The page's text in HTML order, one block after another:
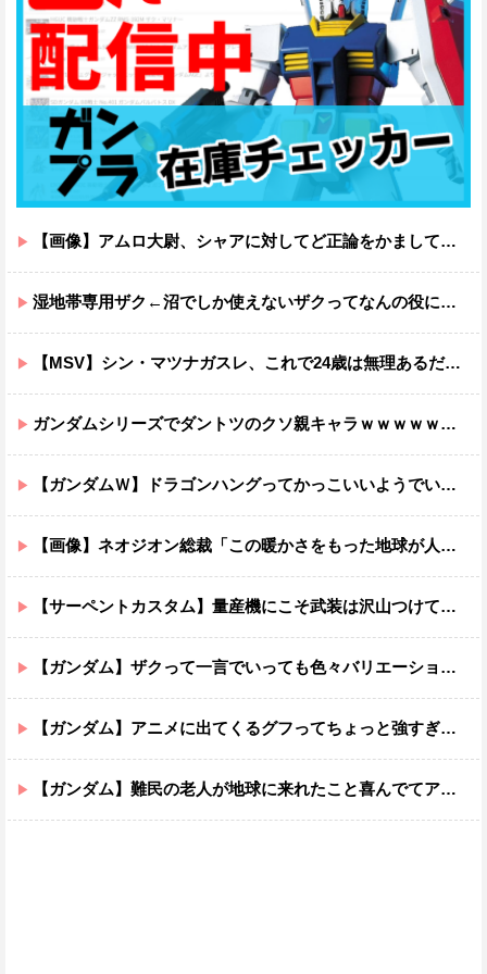
【画像】アムロ大尉、シャアに対してど正論をかましてしまうｗｗｗｗｗｗｗｗｗｗ
湿地帯専用ザク←沼でしか使えないザクってなんの役に立つ設定なんだ？
【MSV】シン・マツナガスレ、これで24歳は無理あるだろ…
ガンダムシリーズでダントツのクソ親キャラｗｗｗｗｗｗｗｗｗｗｗｗ
【ガンダムＷ】ドラゴンハングってかっこいいようでいて実は全然かっこよくないのでは？
【画像】ネオジオン総裁「この暖かさをもった地球が人間さえ破壊するんだ（汗だく）」
【サーペントカスタム】量産機にこそ武装は沢山つけてほしいよね
【ガンダム】ザクって一言でいっても色々バリエーションがあるよね
【ガンダム】アニメに出てくるグフってちょっと強すぎじゃない？
【ガンダム】難民の老人が地球に来れたこと喜んでてアレ？連邦もやってることヤバくない？ってなる